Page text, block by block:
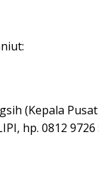
(Kepala
hp. 0812 9726